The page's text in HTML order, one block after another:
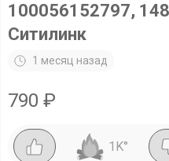
100056152797,
Ситилинк
1 месяц назад
790 ₽
1K°